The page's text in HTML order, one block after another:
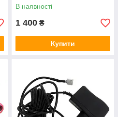
В наявності
1 400 ₴
Купити